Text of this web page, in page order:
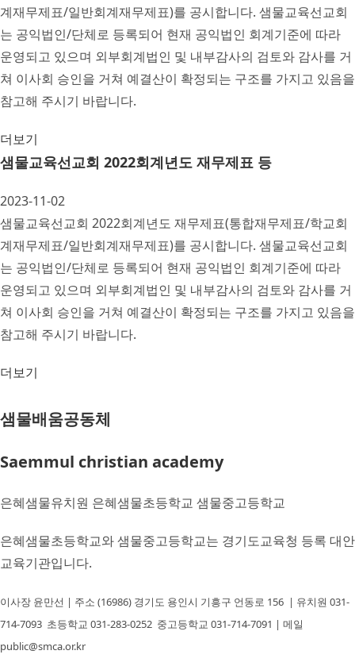
계재무제표/일반회계재무제표)를 공시합니다. 샘물교육선교회
는 공익법인/단체로 등록되어 현재 공익법인 회계기준에 따라
운영되고 있으며 외부회계법인 및 내부감사의 검토와 감사를 거
쳐 이사회 승인을 거쳐 예결산이 확정되는 구조를 가지고 있음을
참고해 주시기 바랍니다.
더보기
샘물교육선교회 2022회계년도 재무제표 등
2023-11-02
샘물교육선교회 2022회계년도 재무제표(통합재무제표/학교회
계재무제표/일반회계재무제표)를 공시합니다. 샘물교육선교회
는 공익법인/단체로 등록되어 현재 공익법인 회계기준에 따라
운영되고 있으며 외부회계법인 및 내부감사의 검토와 감사를 거
쳐 이사회 승인을 거쳐 예결산이 확정되는 구조를 가지고 있음을
참고해 주시기 바랍니다.
더보기
샘물배움공동체
Saemmul christian academy
은혜샘물유치원 은혜샘물초등학교 샘물중고등학교
은혜샘물초등학교와 샘물중고등학교는 경기도교육청 등록 대안
교육기관입니다.
이사장 윤만선 | 주소 (16986) 경기도 용인시 기흥구 언동로 156 | 유치원 031-
714-7093 초등학교 031-283-0252 중고등학교 031-714-7091 | 메일
public@smca.or.kr